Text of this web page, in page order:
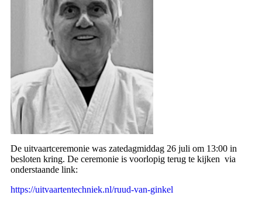
De uitvaartceremonie was zatedagmiddag 26 juli om 13:00 in
besloten kring. De ceremonie is voorlopig terug te kijken via
onderstaande link:
https://uitvaartentechniek.nl/ruud-van-ginkel